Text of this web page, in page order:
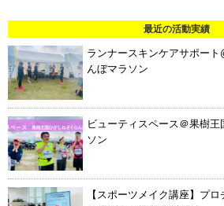
最近の活動実績
ランナースキンケアサポー
んぼマラソン
ビューティスペース＠果樹
ソン
【スポーツメイク講座】プ